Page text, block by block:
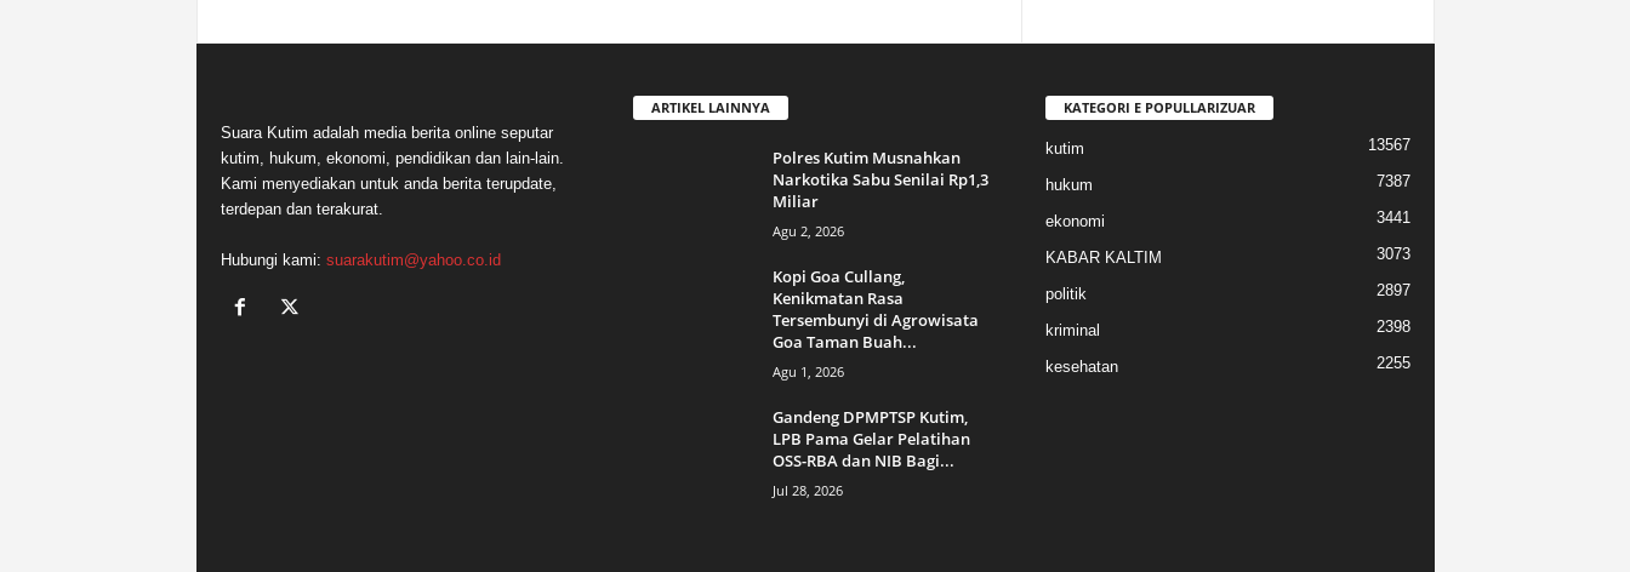
Suara Kutim adalah media berita online seputar
kutim, hukum, ekonomi, pendidikan dan lain-lain.
Kami menyediakan untuk anda berita terupdate,
terdepan dan terakurat.
Hubungi kami: suarakutim@yahoo.co.id
ARTIKEL LAINNYA
Polres Kutim Musnahkan
Narkotika Sabu Senilai Rp1,3
Miliar
Agu 2, 2026
Kopi Goa Cullang,
Kenikmatan Rasa
Tersembunyi di Agrowisata
Goa Taman Buah...
Agu 1, 2026
Gandeng DPMPTSP Kutim,
LPB Pama Gelar Pelatihan
OSS-RBA dan NIB Bagi...
Jul 28, 2026
KATEGORI E POPULLARIZUAR
kutim 13567
hukum 7387
ekonomi 3441
KABAR KALTIM 3073
politik 2897
kriminal 2398
kesehatan 2255